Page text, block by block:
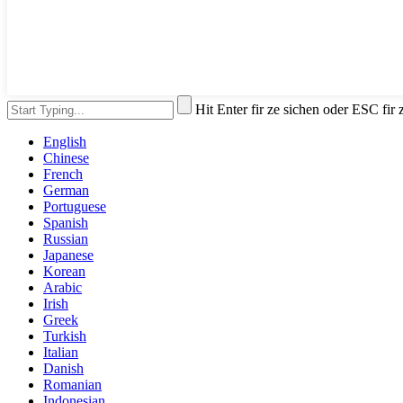
Hit Enter fir ze sichen oder ESC fir
English
Chinese
French
German
Portuguese
Spanish
Russian
Japanese
Korean
Arabic
Irish
Greek
Turkish
Italian
Danish
Romanian